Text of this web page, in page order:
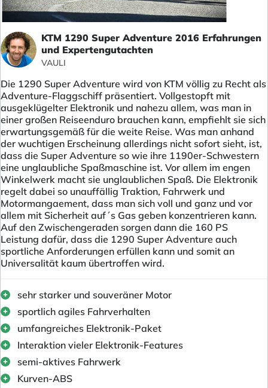
KTM 1290 Super Adventure 2016 Erfahrungen
und Expertengutachten
VAULI
Die 1290 Super Adventure wird von KTM völlig zu Recht als
Adventure-Flaggschiff präsentiert. Vollgestopft mit
ausgeklügelter Elektronik und nahezu allem, was man in
einer großen Reiseenduro brauchen kann, empfiehlt sie sich
erwartungsgemäß für die weite Reise. Was man anhand
der wuchtigen Erscheinung allerdings nicht sofort sieht, ist,
dass die Super Adventure so wie ihre 1190er-Schwestern
eine unglaubliche Spaßmaschine ist. Vor allem im engen
Winkelwerk macht sie unglaublichen Spaß. Die Elektronik
regelt dabei so unauffällig Traktion, Fahrwerk und
Motormangaement, dass man sich voll und ganz und vor
allem mit Sicherheit auf´s Gas geben konzentrieren kann.
Auf den Zwischengeraden sorgen dann die 160 PS
Leistung dafür, dass die 1290 Super Adventure auch
sportliche Anforderungen erfüllen kann und somit an
Universalität kaum übertroffen wird.
sehr starker und souveräner Motor
sportlich agiles Fahrverhalten
umfangreiches Elektronik-Paket
Interaktion vieler Elektronik-Features
semi-aktives Fahrwerk
Kurven-ABS